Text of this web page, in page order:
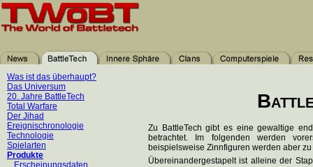
Was ist das überhaupt?
Das Universum
20. Jahre BattleTech
Total Warfare
Der Jihad
Ereignischronologie
Technologie
Spielarten
Produkte
Erscheinungsdaten
Zu BattleTech gibt es eine gewaltige
betrachtet. Im folgenden werden
beispielsweise Zinnfiguren werden aber
Übereinandergestapelt ist alleine der